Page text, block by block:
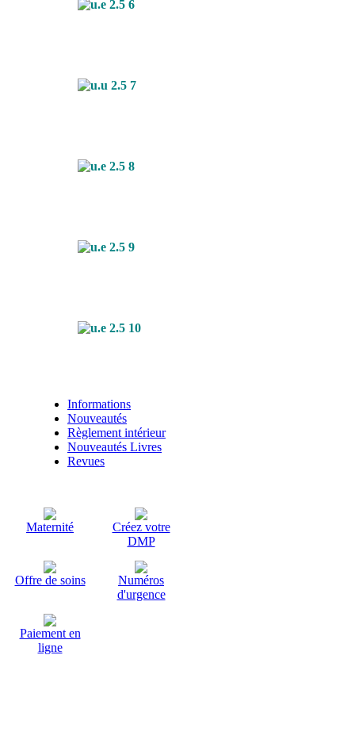
Informations
Nouveautés
Règlement intérieur
Nouveautés Livres
Revues
Maternité
Créez votre
DMP
Offre de soins
Numéros
d'urgence
Paiement en
ligne